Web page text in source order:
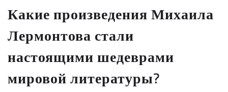
Какие произведения Михаила
Лермонтова стали
настоящими шедеврами
мировой литературы?